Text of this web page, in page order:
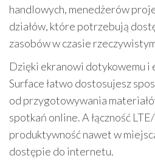
handlowych, menedżerów
działów, które potrzebują
zasobów w czasie
Dzięki ekranowi dotykowemu i
Surface łatwo dostosujesz
od przygotowywania
spotkań online. A łączność
produktywność nawet w
dostępie do internetu.